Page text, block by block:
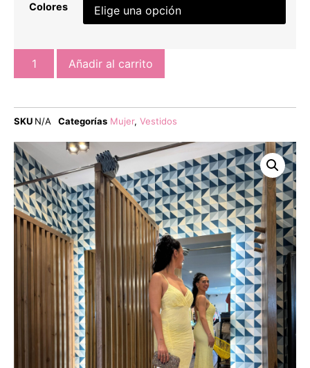
Colores
Añadir al carrito
SKU N/A Categorías Mujer, Vestidos